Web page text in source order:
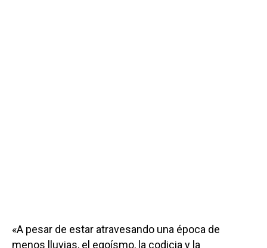
«A pesar de estar atravesando una época de
menos lluvias, el egoísmo, la codicia y la